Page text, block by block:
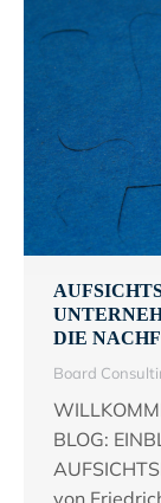
DIE
Board
BLOG: